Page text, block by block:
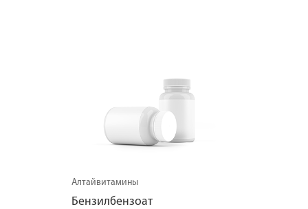
Алтайвитамины
Бензилбензоат